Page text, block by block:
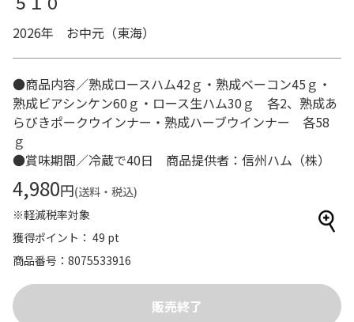
2026年 お中元（東海）
●商品内容／熟成ロースハム42ｇ・熟成ベーコン45ｇ・
熟成ビアシンケン60ｇ・ロース生ハム30ｇ 各2、熟成あ
らびきポークウインナー・熟成ハーブウインナー 各58
ｇ
●賞味期間／冷蔵で40日 商品提供者：信州ハム（株）
4,980円(送料・税込)
※軽減税率対象
獲得ポイント： 49 pt
商品番号
8075533916